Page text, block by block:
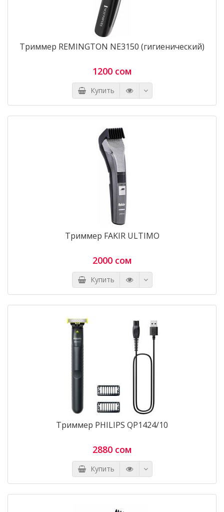
Триммер REMINGTON NE3150 (гигиенический)
1200 сом
Купить
Триммер FAKIR ULTIMO
2000 сом
Купить
Триммер PHILIPS QP1424/10
2880 сом
Купить